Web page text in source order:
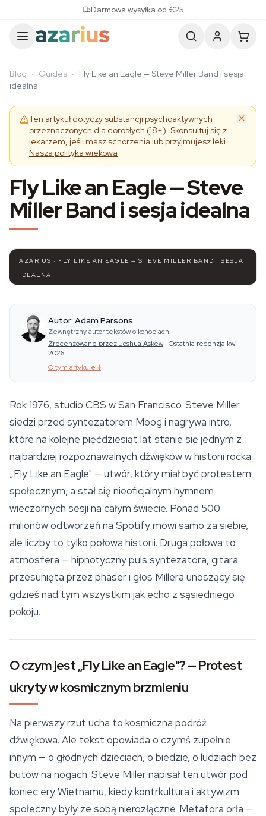
Darmowa wysyłka od €25
Blog · Guides · Fly Like an Eagle — Steve Miller Band i sesja
idealna
Ten artykuł dotyczy substancji psychoaktywnych
przeznaczonych dla dorosłych (18+). Skonsultuj się z
lekarzem, jeśli masz schorzenia lub przyjmujesz leki.
Nasza polityka wiekowa
Fly Like an Eagle — Steve
Miller Band i sesja idealna
AZARIUS · FLY LIKE AN EAGLE — STEVE MILLER BAND I SESJA
IDEALNA
Autor: Adam Parsons
Zewnętrzny autor tekstów o konopiach
Zrecenzowane przez Joshua Askew · Ostatnia recenzja kwi
2026
O tym artykule ↓
Rok 1976, studio CBS w San Francisco. Steve Miller
siedzi przed syntezatorem Moog i nagrywa intro,
które na kolejne pięćdziesiąt lat stanie się jednym z
najbardziej rozpoznawalnych dźwięków w historii rocka.
„Fly Like an Eagle" — utwór, który miał być protestem
społecznym, a stał się nieoficjalnym hymnem
wieczornych sesji na całym świecie. Ponad 500
milionów odtworzeń na Spotify mówi samo za siebie,
ale liczby to tylko połowa historii. Druga połowa to
atmosfera — hipnotyczny puls syntezatora, gitara
przesunięta przez phaser i głos Millera unoszący się
gdzieś nad tym wszystkim jak echo z sąsiedniego
pokoju.
O czym jest „Fly Like an Eagle"? — Protest
ukryty w kosmicznym brzmieniu
Na pierwszy rzut ucha to kosmiczna podróż
dźwiękowa. Ale tekst opowiada o czymś zupełnie
innym — o głodnych dzieciach, o biedzie, o ludziach bez
butów na nogach. Steve Miller napisał ten utwór pod
koniec ery Wietnamu, kiedy kontrkultura i aktywizm
społeczny były ze sobą nierozłączne. Metafora orła —